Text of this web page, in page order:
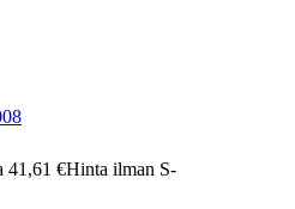
41,61 €Hinta ilman S-